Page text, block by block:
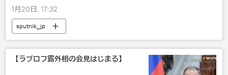
1月20日, 17:32
sputnik_jp
【ラブロフ露外相の会見はじまる】